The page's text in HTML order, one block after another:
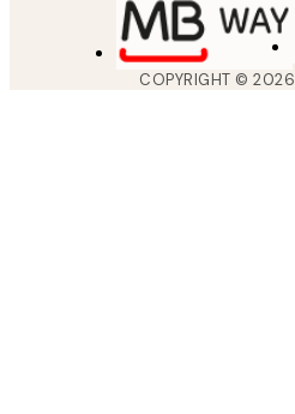
COPYRIGHT ©2026